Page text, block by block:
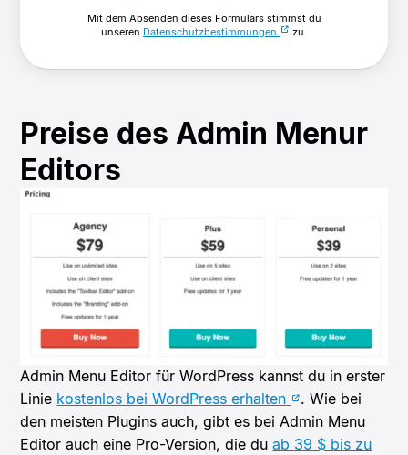
Mit dem Absenden dieses Formulars stimmst du
unseren Datenschutzbestimmungen zu.
Preise des Admin Menur
Editors
Admin Menu Editor für WordPress kannst du in erster
Linie kostenlos bei WordPress erhalten
. Wie bei
den meisten Plugins auch, gibt es bei Admin Menu
Editor auch eine Pro-Version, die duab 39 $ bis zu